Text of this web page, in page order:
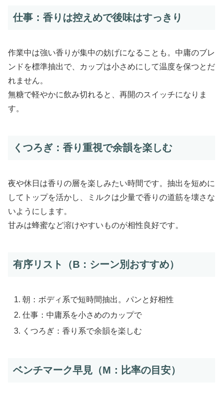
仕事：香りは控えめで後味はすっきり
作業中は強い香りが集中の妨げになることも。中庸のブレ
ンドを標準抽出で、カップは小さめにして温度を保つとだ
れません。
無糖で軽やかに飲み切れると、再開のスイッチになりま
す。
くつろぎ：香り重視で余韻を楽しむ
夜や休日は香りの層を楽しみたい時間です。抽出を短めに
してトップを活かし、ミルクは少量で香りの道筋を壊さな
いようにします。
甘みは蜂蜜など溶けやすいものが相性良好です。
有序リスト（B：シーン別おすすめ）
朝：ボディ系で短時間抽出。パンと好相性
仕事：中庸系を小さめのカップで
くつろぎ：香り系で余韻を楽しむ
ベンチマーク早見（M：比率の目安）